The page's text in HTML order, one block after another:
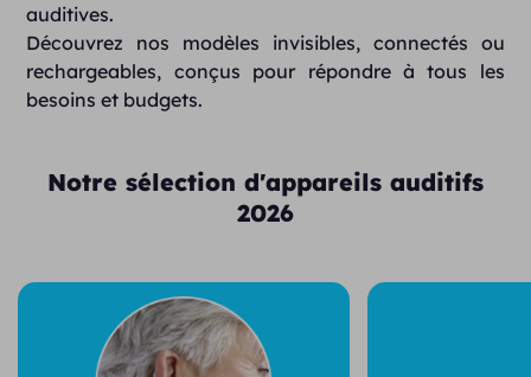
auditives.
Découvrez nos modèles invisibles, connectés ou
rechargeables, conçus pour répondre à tous les
besoins et budgets.
Notre sélection d'appareils auditifs
2026